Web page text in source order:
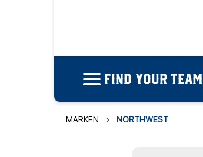
FIND YOUR TEAM
MARKEN NORTHWEST